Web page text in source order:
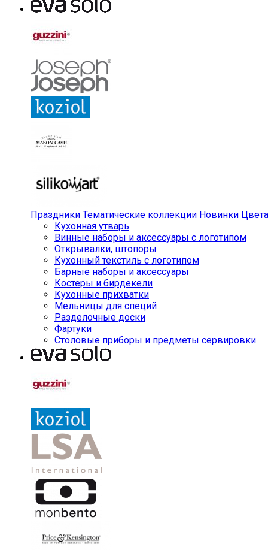
Праздники Тематические коллекции Новинки Цвета
Кухонная утварь
Винные наборы и аксессуары с логотипом
Открывалки, штопоры
Кухонный текстиль с логотипом
Барные наборы и аксессуары
Костеры и бирдекели
Кухонные прихватки
Мельницы для специй
Разделочные доски
Фартуки
Столовые приборы и предметы сервировки